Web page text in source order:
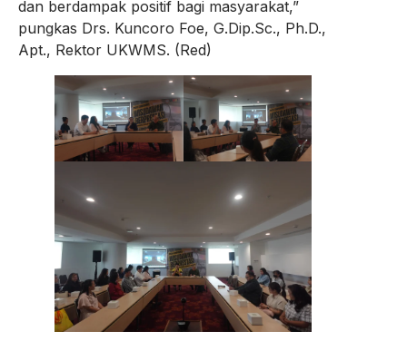
dan berdampak positif bagi masyarakat,”
pungkas Drs. Kuncoro Foe, G.Dip.Sc., Ph.D.,
Apt., Rektor UKWMS. (Red)